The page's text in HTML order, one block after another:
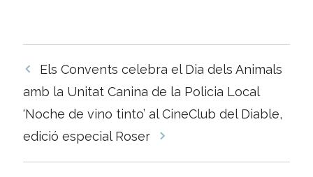
Navegació
per
entrades
Els Convents celebra el Dia dels Animals
amb la Unitat Canina de la Policia Local
‘Noche de vino tinto’ al CineClub del Diable,
edició especial Roser